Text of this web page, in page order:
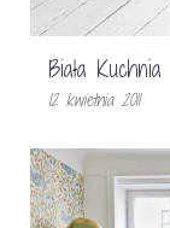
Biała Kuchnia
12 kwietnia 2011